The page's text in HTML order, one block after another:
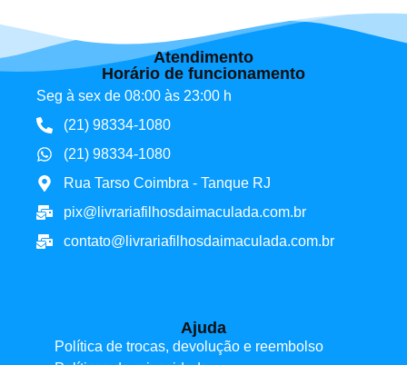
Atendimento
Horário de funcionamento
Seg à sex de 08:00 às 23:00 h
(21) 98334-1080
(21) 98334-1080
Rua Tarso Coimbra - Tanque RJ
pix@livrariafilhosdaimaculada.com.br
contato@livrariafilhosdaimaculada.com.br
Ajuda
Política de trocas, devolução e reembolso